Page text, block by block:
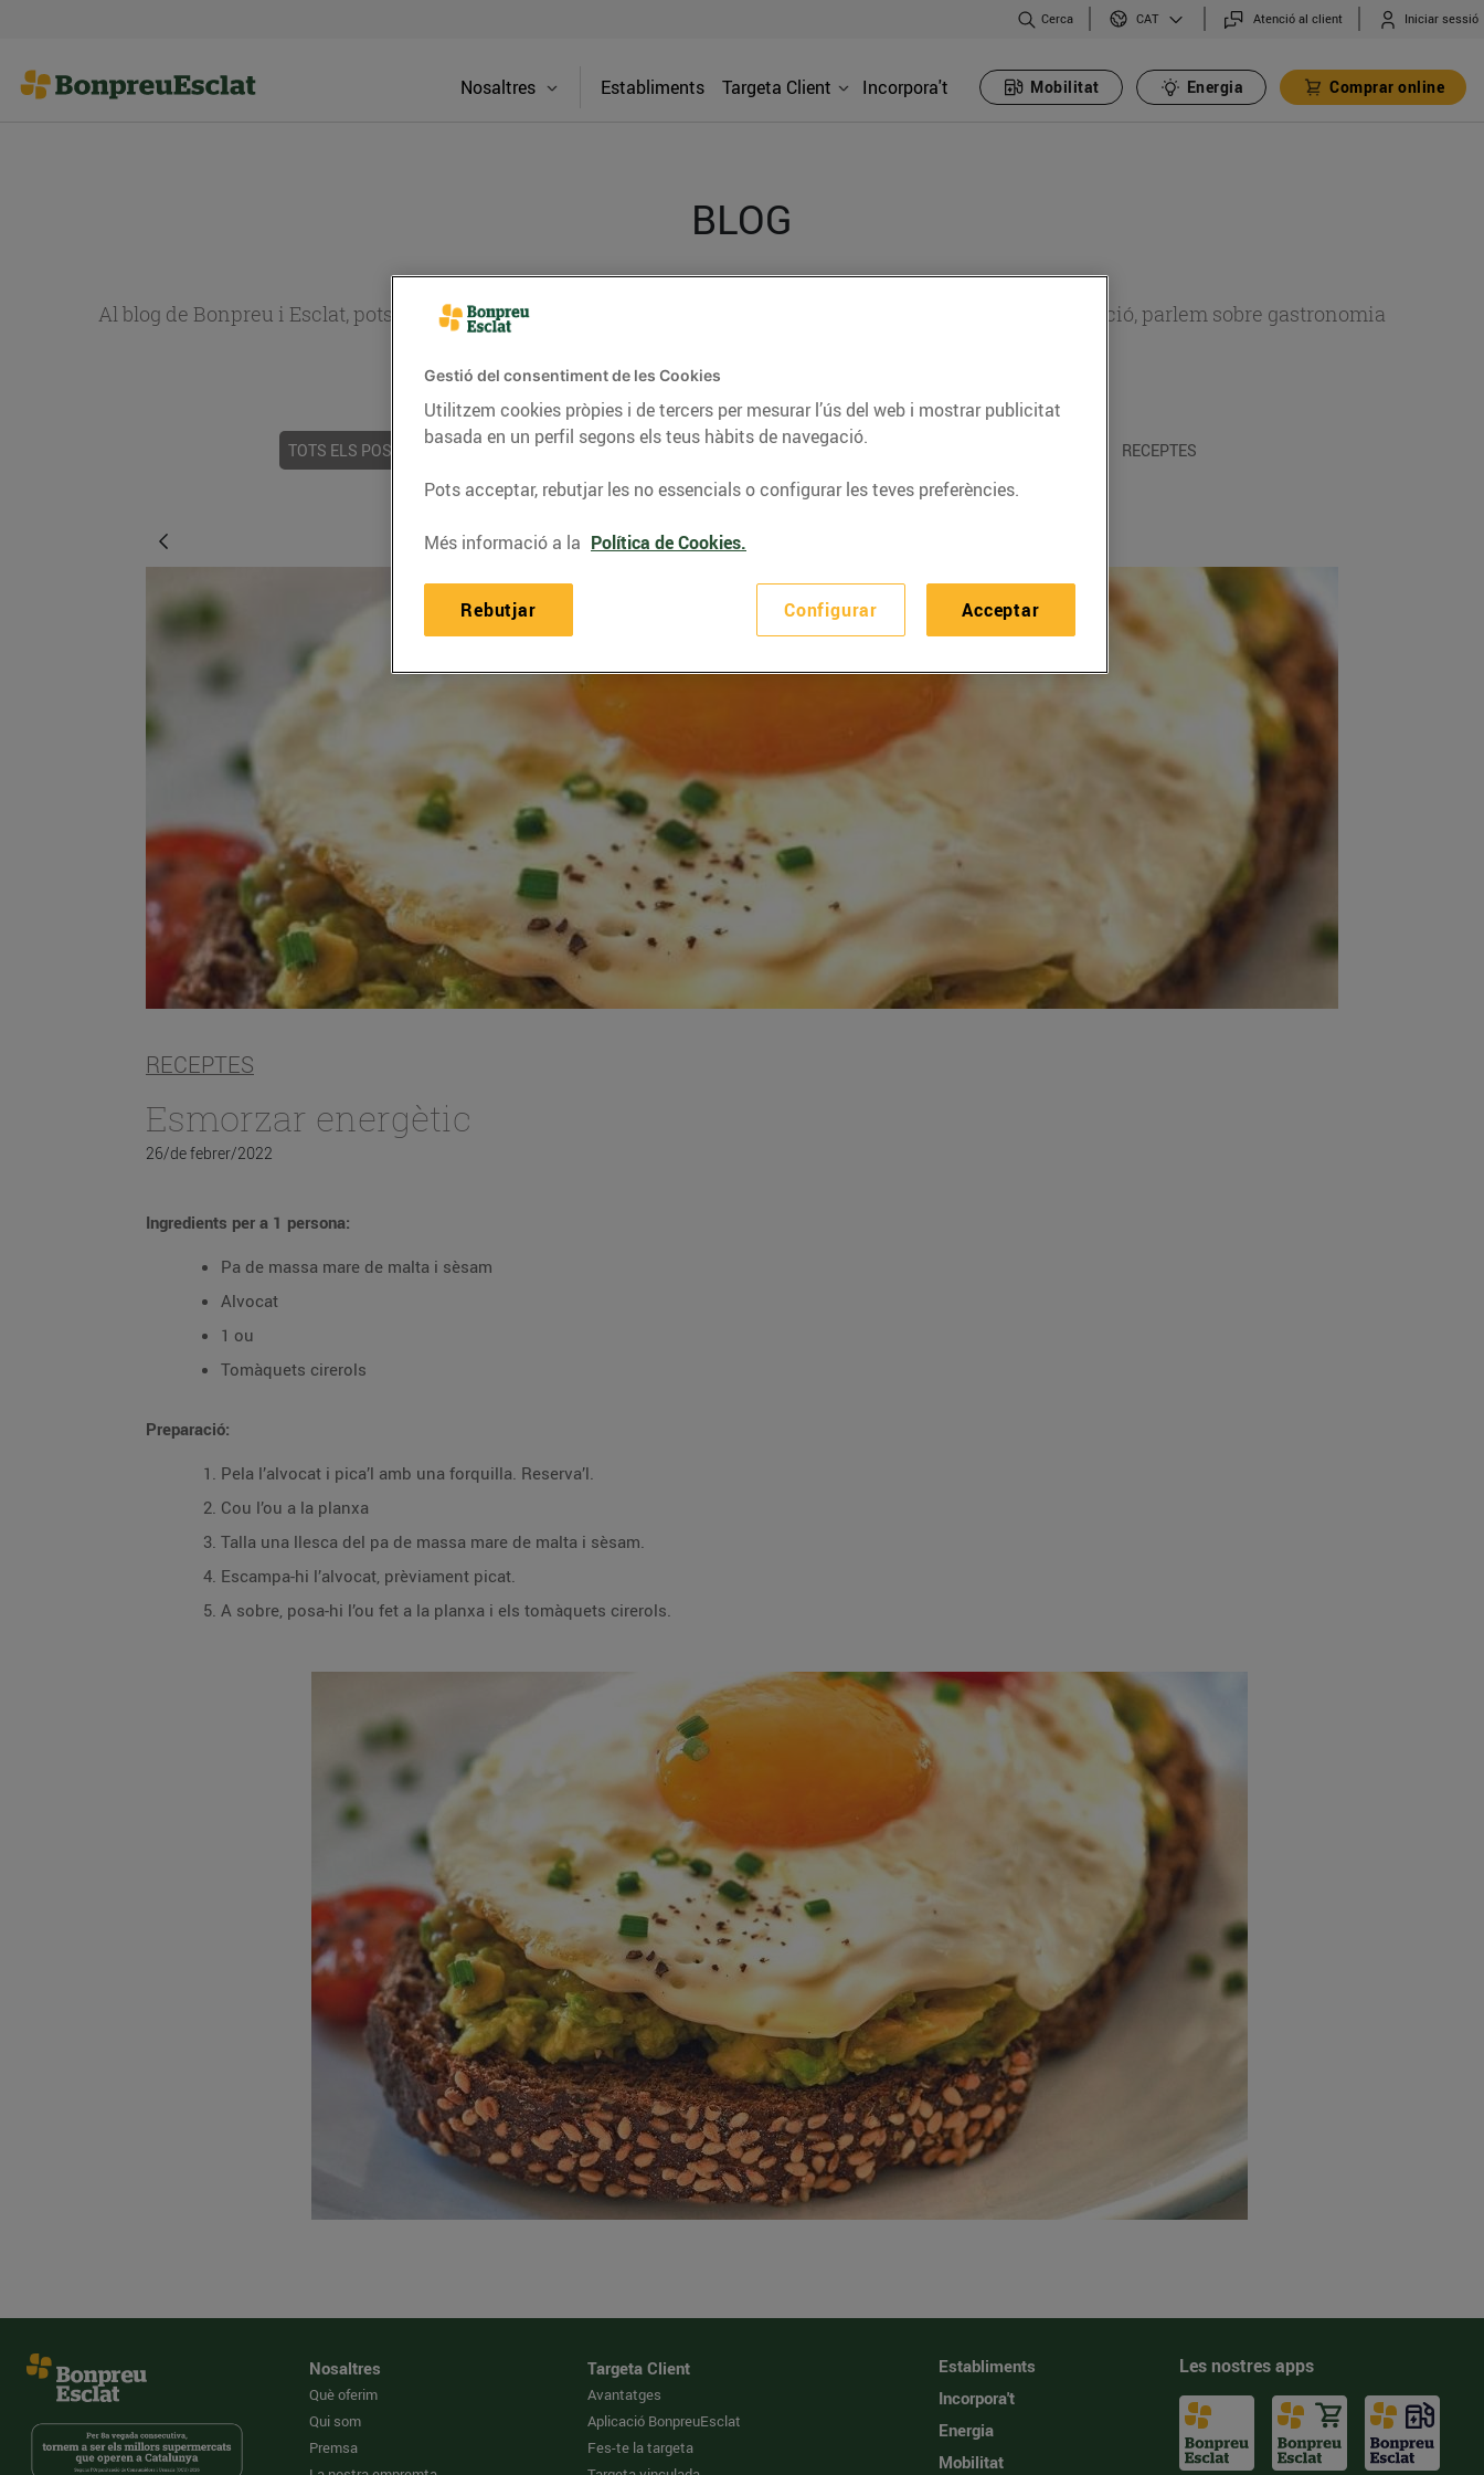
Cerca CAT Atenció al client Iniciar sessió
Nosaltres Establiments Targeta Client Incorpora't Mobilitat Energia Comprar online
BLOG
Al blog de Bonpreu i Esclat, pots trobar receptes, consells nutricionals, informació d’actualitat sobre alimentació, parlem sobre gastronomia
TOTS ELS POSTS ACTUALITAT CONSELLS I HÀBITS SALUDABLES ENERGIA RECEPTES
RECEPTES
Esmorzar energètic
26/de febrer/2022
Ingredients per a 1 persona:
Pa de massa mare de malta i sèsam
Alvocat
1 ou
Tomàquets cirerols
Preparació:
Pela l’alvocat i pica’l amb una forquilla. Reserva’l.
Cou l’ou a la planxa
Talla una llesca del pa de massa mare de malta i sèsam.
Escampa-hi l’alvocat, prèviament picat.
A sobre, posa-hi l’ou fet a la planxa i els tomàquets cirerols.
Nosaltres
Què oferim
Qui som
Premsa
Targeta Client
Avantatges
Aplicació BonpreuEsclat
Fes-te la targeta
Establiments
Incorpora't
Energia
Mobilitat
Les nostres apps
Gestió del consentiment de les Cookies
Utilitzem cookies pròpies i de tercers per mesurar l’ús del web i mostrar publicitat
basada en un perfil segons els teus hàbits de navegació.
Pots acceptar, rebutjar les no essencials o configurar les teves preferències.
Més informació a la Política de Cookies.
Configurar
Rebutjar Acceptar